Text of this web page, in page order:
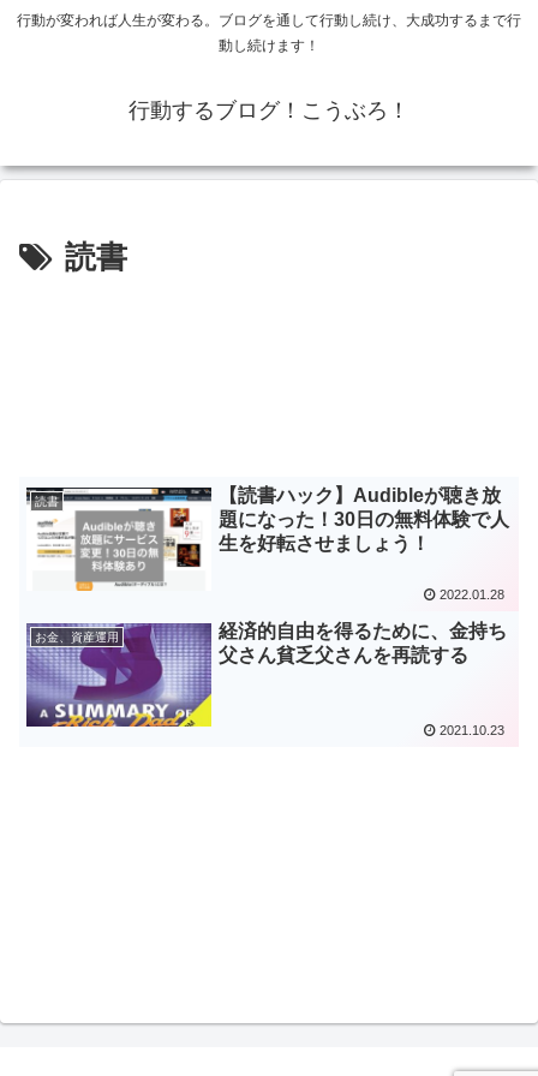
行動が変われば人生が変わる。ブログを通して行動し続け、大成功するまで行
動し続けます！
行動するブログ！こうぶろ！
読書
読書
【読書ハック】Audibleが聴き放
題になった！30日の無料体験で人
生を好転させましょう！
2022.01.28
お金、資産運用
経済的自由を得るために、金持ち
父さん貧乏父さんを再読する
2021.10.23